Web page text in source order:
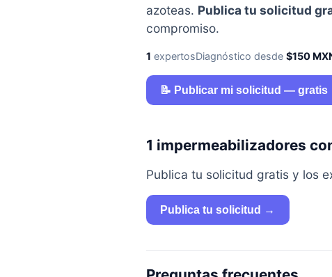
azoteas. Publica tu solicitud
compromiso.
1 expertosDiagnóstico desde $150
📝 Publicar mi solicitud — gratis
1 impermeabilizadores
Publica tu solicitud gratis y los
Publica tu solicitud →